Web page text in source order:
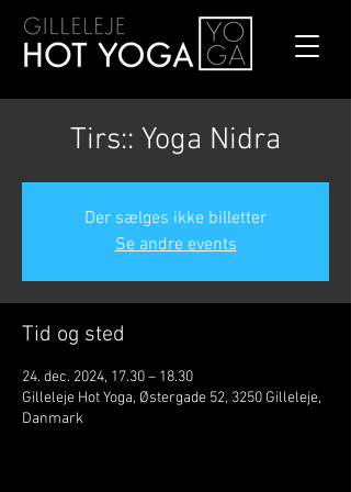
Tirs:: Yoga Nidra
Der sælges ikke billetter
Se andre events
Tid og sted
24. dec. 2024, 17.30 – 18.30
Gilleleje Hot Yoga, Østergade 52, 3250 Gilleleje,
Danmark